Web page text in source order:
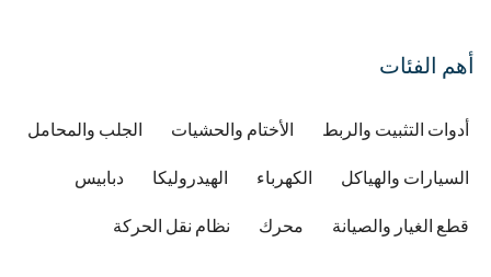
أهم الفئات
أدوات التثبيت والربط الأختام والحشيات الجلب والمحامل
السيارات والهياكل الكهرباء الهيدروليكا دبابيس
قطع الغيار والصيانة محرك نظام نقل الحركة